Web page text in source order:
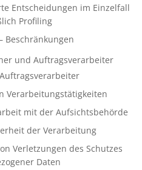
Entscheidungen im Einzelfall
Profiling
Beschränkungen
und Auftragsverarbeiter
Auftragsverarbeiter
Verarbeitungstätigkeiten
mit der Aufsichtsbehörde
der Verarbeitung
Verletzungen des Schutzes
Daten